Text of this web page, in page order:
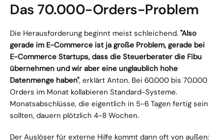
Das 70.000-Orders-Problem
Die Herausforderung beginnt meist schleichend. "Also
gerade im E-Commerce ist ja große Problem, gerade bei
E-Commerce Startups, dass die Steuerberater die Fibu
übernehmen und wir aber eine unglaublich hohe
Datenmenge haben", erklärt Anton. Bei 60.000 bis 70.000
Orders im Monat kollabieren Standard-Systeme.
Monatsabschlüsse, die eigentlich in 5-6 Tagen fertig sein
sollten, dauern plötzlich 4-8 Wochen.